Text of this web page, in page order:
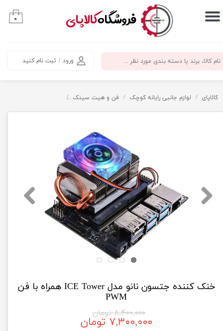
​فروشگاهکالاپای
ورود / ثبت نام کنید
حساب کاربری من
سفارشات
۰
کالاپای لوازم جانبی رایانه کوچک فن و هیت سینک
خنک کننده جتسون نانو مدل ICE Tower همراه با فن
PWM
۸,۴۰۰,۰۰۰ تومان
۷,۳۰۰,۰۰۰ تومان